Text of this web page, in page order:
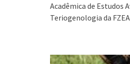
Acadêmica de Estudos
Teriogenologia da